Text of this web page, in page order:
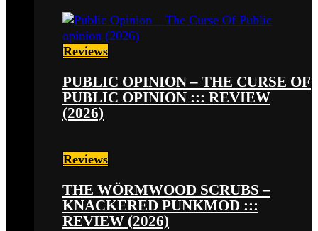
Reviews
PUBLIC OPINION – THE CURSE OF
PUBLIC OPINION ::: REVIEW
(2026)
Reviews
THE WÖRMWOOD SCRUBS –
KNACKERED PUNKMOD :::
REVIEW (2026)